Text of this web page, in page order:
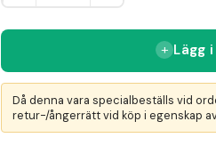
Lägg
Då denna vara specialbeställs vid
retur-/ångerrätt vid köp i egenskap